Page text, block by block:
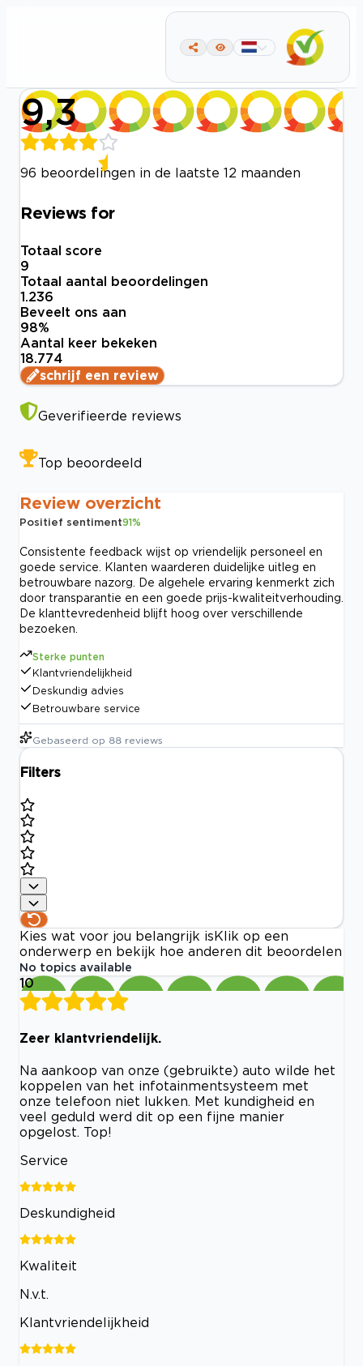
9,3
96 beoordelingen in de laatste 12 maanden
Reviews for
Totaal score
9
Totaal aantal beoordelingen
1.236
Beveelt ons aan
98%
Aantal keer bekeken
18.774
schrijf een review
Geverifieerde reviews
Top beoordeeld
Review overzicht
Positief sentiment91%
Consistente feedback wijst op vriendelijk personeel en
goede service. Klanten waarderen duidelijke uitleg en
betrouwbare nazorg. De algehele ervaring kenmerkt zich
door transparantie en een goede prijs-kwaliteitverhouding.
De klanttevredenheid blijft hoog over verschillende
bezoeken.
Sterke punten
Klantvriendelijkheid
Deskundig advies
Betrouwbare service
Gebaseerd op 88 reviews
Filters
Kies wat voor jou belangrijk is Klik op een
onderwerp en bekijk hoe anderen dit beoordelen
No topics available
10
Zeer klantvriendelijk.
Na aankoop van onze (gebruikte) auto wilde het
koppelen van het infotainmentsysteem met
onze telefoon niet lukken. Met kundigheid en
veel geduld werd dit op een fijne manier
opgelost. Top!
Service
Deskundigheid
Kwaliteit
N.v.t.
Klantvriendelijkheid